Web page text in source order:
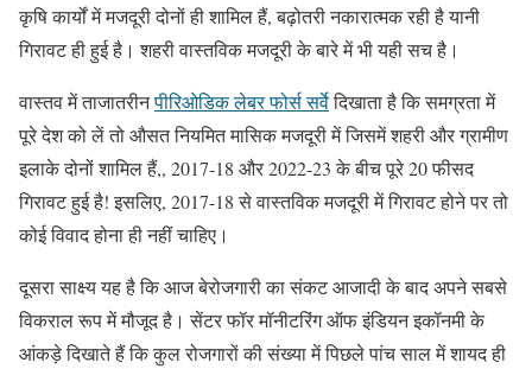
कृषि कार्यों में मजदूरी दोनों ही शामिल हैं, बढ़ोतरी नकारात्मक रही है यानी
गिरावट ही हुई है। शहरी वास्तविक मजदूरी के बारे में भी यही सच है।
वास्तव में ताजातरीनपीरिओडिक लेबर फोर्स सर्वेदिखाता है कि समग्रता में
पूरे देश को लें तो औसत नियमित मासिक मजदूरी में जिसमें शहरी और ग्रामीण
इलाके दोनों शामिल हैं,, 2017-18 और 2022-23 के बीच पूरे 20 फीसद
गिरावट हुई है! इसलिए, 2017-18 से वास्तविक मजदूरी में गिरावट होने पर तो
कोई विवाद होना ही नहीं चाहिए।
दूसरा साक्ष्य यह है कि आज बेरोजगारी का संकट आजादी के बाद अपने सबसे
विकराल रूप में मौजूद है। सेंटर फॉर मॉनीटरिंग ऑफ इंडियन इकॉनमी के
आंकड़े दिखाते हैं कि कुल रोजगारों की संख्या में पिछले पांच साल में शायद ही